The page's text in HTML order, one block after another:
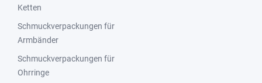
Ketten
Schmuckverpackungen für
Armbänder
Schmuckverpackungen für
Ohrringe